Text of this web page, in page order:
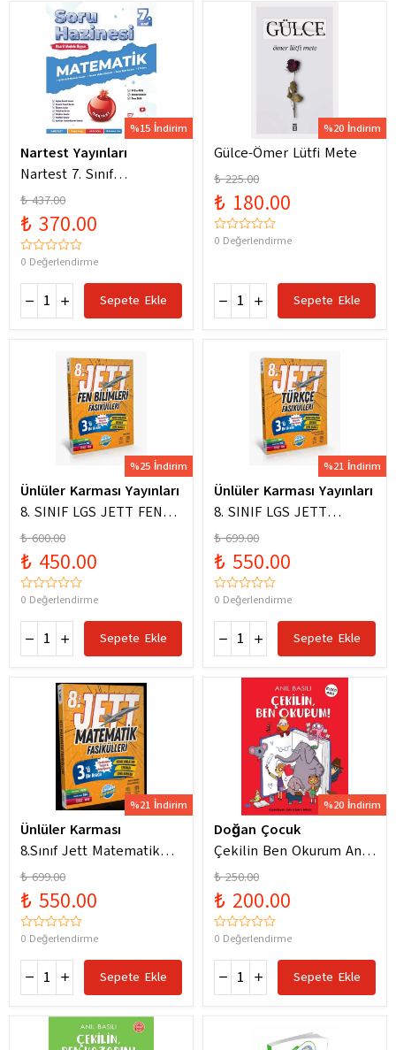
%15 İndirim
Nartest Yayınları
Nartest 7. Sınıf
Matematik Soru Hazinesi
₺ 437.00
₺ 370.00
0 Değerlendirme
Sepete Ekle
%20 İndirim
Gülce-Ömer Lütfi Mete
₺ 225.00
₺ 180.00
0 Değerlendirme
Sepete Ekle
%25 İndirim
Ünlüler Karması Yayınları
8. SINIF LGS JETT FEN
BİLİMLERİ FASİKÜLLERİ
₺ 600.00
₺ 450.00
0 Değerlendirme
Sepete Ekle
%21 İndirim
Ünlüler Karması Yayınları
8. SINIF LGS JETT
TÜRKÇE FASİKÜLLERİ
₺ 699.00
₺ 550.00
0 Değerlendirme
Sepete Ekle
%21 İndirim
Ünlüler Karması
8.Sınıf Jett Matematik
Fasiküller Soru Bankası /
Kolektif / Ünlüler
Karması / 9786256529786
₺ 699.00
₺ 550.00
0 Değerlendirme
Sepete Ekle
%20 İndirim
Doğan Çocuk
Çekilin Ben Okurum Anıl
Basılı Eğlenceli
Hikayeler
₺ 250.00
₺ 200.00
0 Değerlendirme
Sepete Ekle